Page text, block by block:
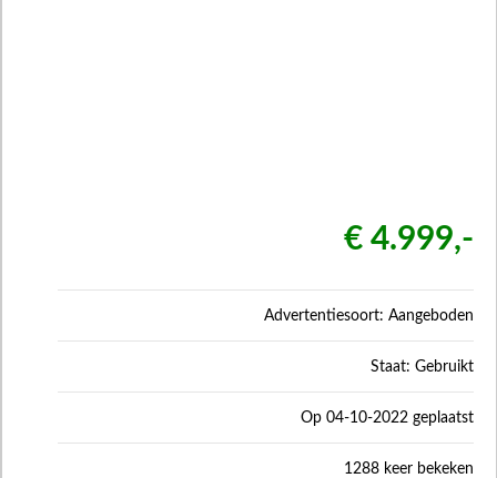
€ 4.999,-
Advertentiesoort: Aangeboden
Staat: Gebruikt
Op 04-10-2022 geplaatst
1288 keer bekeken